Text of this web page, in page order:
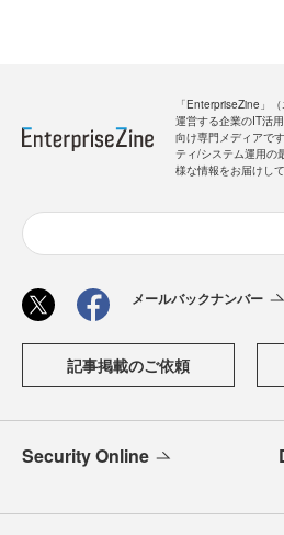
「EnterpriseZine」
運営する企業のIT活
向け専門メディアで
ティ/システム運用の
様な情報をお届けして
メールバックナンバー
記事掲載のご依頼
Security Online